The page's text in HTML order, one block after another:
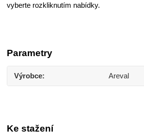
vyberte rozkliknutím nabídky.
Parametry
Výrobce Areval
Ke stažení